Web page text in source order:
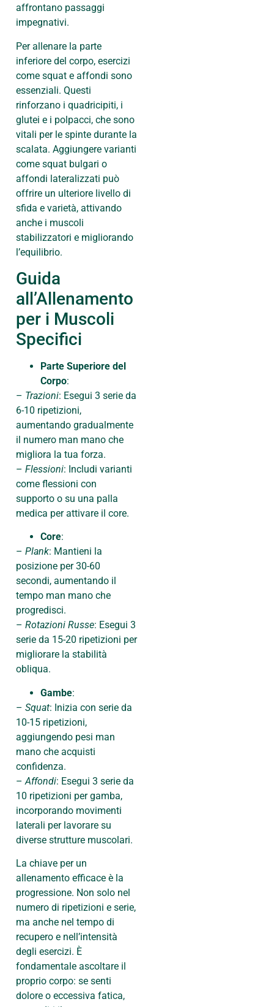
affrontano passaggi
impegnativi.
Per allenare la parte
inferiore del corpo, esercizi
come squat e affondi sono
essenziali. Questi
rinforzano i quadricipiti, i
glutei e i polpacci, che sono
vitali per le spinte durante la
scalata. Aggiungere varianti
come squat bulgari o
affondi lateralizzati può
offrire un ulteriore livello di
sfida e varietà, attivando
anche i muscoli
stabilizzatori e migliorando
l’equilibrio.
Guida
all’Allenamento
per i Muscoli
Specifici
Parte Superiore del
Corpo:
– Trazioni: Esegui 3 serie da
6-10 ripetizioni,
aumentando gradualmente
il numero man mano che
migliora la tua forza.
– Flessioni: Includi varianti
come flessioni con
supporto o su una palla
medica per attivare il core.
Core:
– Plank: Mantieni la
posizione per 30-60
secondi, aumentando il
tempo man mano che
progredisci.
– Rotazioni Russe: Esegui 3
serie da 15-20 ripetizioni per
migliorare la stabilità
obliqua.
Gambe:
– Squat: Inizia con serie da
10-15 ripetizioni,
aggiungendo pesi man
mano che acquisti
confidenza.
–Affondi: Esegui 3 serie da
10 ripetizioni per gamba,
incorporando movimenti
laterali per lavorare su
diverse strutture muscolari.
La chiave per un
allenamento efficace è la
progressione. Non solo nel
numero di ripetizioni e serie,
ma anche nel tempo di
recupero e nell’intensità
degli esercizi. È
fondamentale ascoltare il
proprio corpo: se senti
dolore o eccessiva fatica,